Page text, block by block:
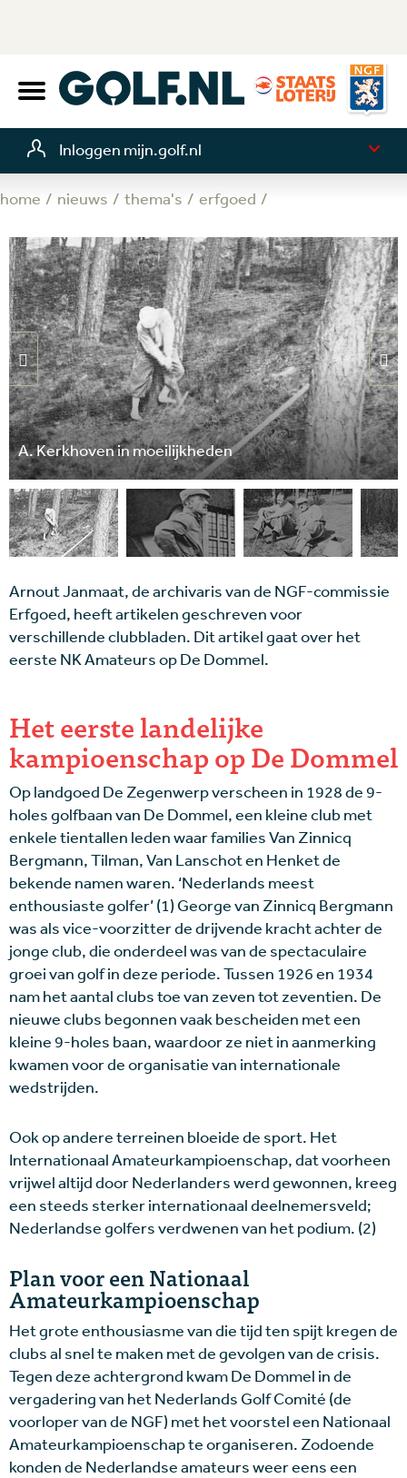
Inloggen mijn.golf.nl
home nieuws thema's erfgoed
A. Kerkhoven in moeilijkheden
Arnout Janmaat, de archivaris van de NGF-commissie
Erfgoed, heeft artikelen geschreven voor
verschillende clubbladen. Dit artikel gaat over het
eerste NK Amateurs op De Dommel.
Het eerste landelijke
kampioenschap op De Dommel
Op landgoed De Zegenwerp verscheen in 1928 de 9-
holes golfbaan van De Dommel, een kleine club met
enkele tientallen leden waar families Van Zinnicq
Bergmann, Tilman, Van Lanschot en Henket de
bekende namen waren. ‘Nederlands meest
enthousiaste golfer’ (1) George van Zinnicq Bergmann
was als vice-voorzitter de drijvende kracht achter de
jonge club, die onderdeel was van de spectaculaire
groei van golf in deze periode. Tussen 1926 en 1934
nam het aantal clubs toe van zeven tot zeventien. De
nieuwe clubs begonnen vaak bescheiden met een
kleine 9-holes baan, waardoor ze niet in aanmerking
kwamen voor de organisatie van internationale
wedstrijden.
Ook op andere terreinen bloeide de sport. Het
Internationaal Amateurkampioenschap, dat voorheen
vrijwel altijd door Nederlanders werd gewonnen, kreeg
een steeds sterker internationaal deelnemersveld;
Nederlandse golfers verdwenen van het podium. (2)
Plan voor een Nationaal
Amateurkampioenschap
Het grote enthousiasme van die tijd ten spijt kregen de
clubs al snel te maken met de gevolgen van de crisis.
Tegen deze achtergrond kwam De Dommel in de
vergadering van het Nederlands Golf Comité (de
voorloper van de NGF) met het voorstel een Nationaal
Amateurkampioenschap te organiseren. Zodoende
konden de Nederlandse amateurs weer eens een